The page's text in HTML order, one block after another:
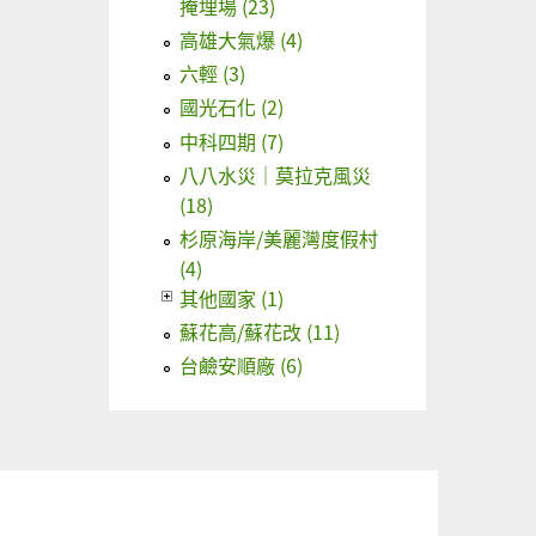
掩埋場 (23)
高雄大氣爆 (4)
六輕 (3)
國光石化 (2)
中科四期 (7)
八八水災｜莫拉克風災
(18)
杉原海岸/美麗灣度假村
(4)
其他國家 (1)
蘇花高/蘇花改 (11)
台鹼安順廠 (6)